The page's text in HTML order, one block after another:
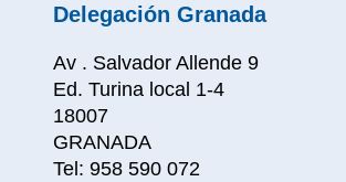
Delegación Granada
Av . Salvador Allende 9
Ed. Turina local 1-4
18007
GRANADA
Tel: 958 590 072